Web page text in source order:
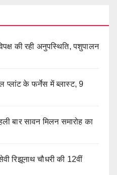
की रही अनुपस्थिति, पशुपालन
प्लांट के फर्नेस में ब्लास्ट, 9
बार सावन मिलन समारोह का
रिझूनाथ चौधरी की 12वीं